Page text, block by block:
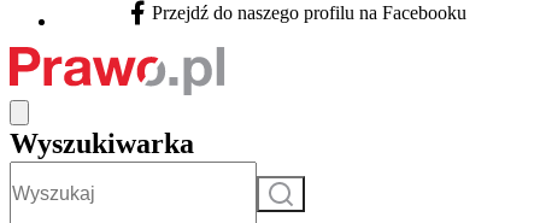
Facebook - otwiera się w nowej karcie
Przejdź do naszego profilu na Facebooku
Wyszukiwarka
Szukaj